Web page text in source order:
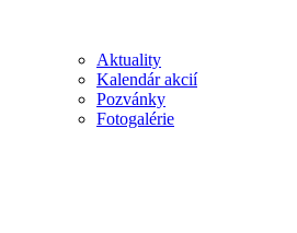
Aktuality
Kalendár akcií
Pozvánky
Fotogalérie